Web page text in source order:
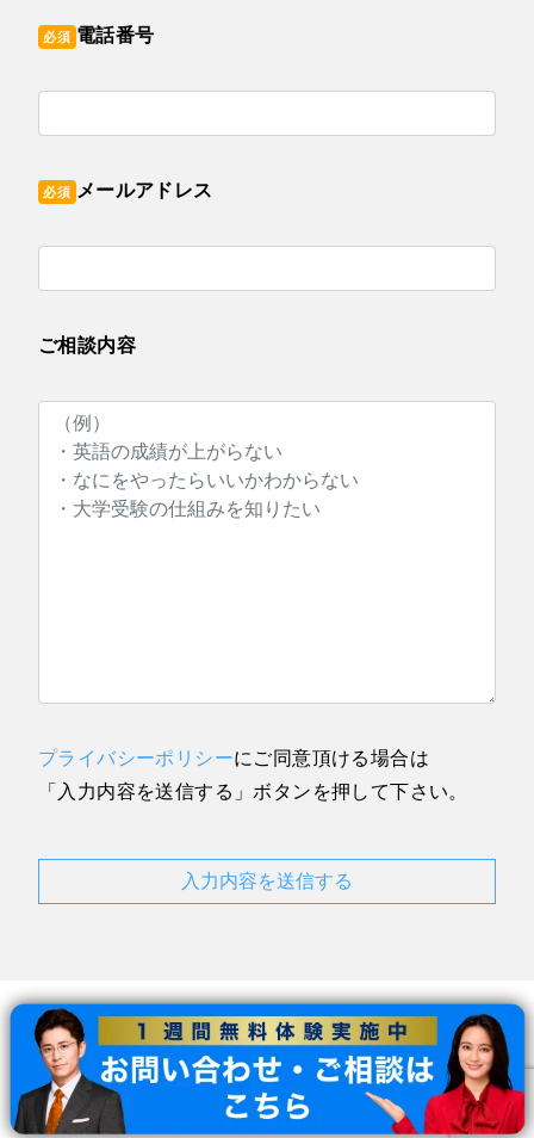
必須 電話番号
必須 メールアドレス
ご相談内容
プライバシーポリシーにご同意頂ける場合は
「入力内容を送信する」ボタンを押して下さい。